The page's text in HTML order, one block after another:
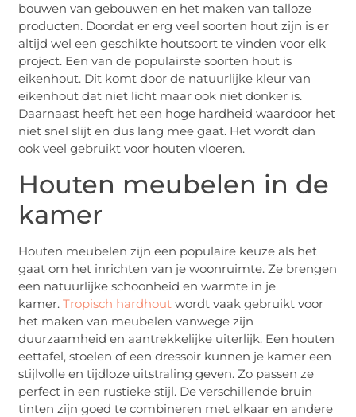
bouwen van gebouwen en het maken van talloze
producten. Doordat er erg veel soorten hout zijn is er
altijd wel een geschikte houtsoort te vinden voor elk
project. Een van de populairste soorten hout is
eikenhout. Dit komt door de natuurlijke kleur van
eikenhout dat niet licht maar ook niet donker is.
Daarnaast heeft het een hoge hardheid waardoor het
niet snel slijt en dus lang mee gaat. Het wordt dan
ook veel gebruikt voor houten vloeren.
Houten meubelen in de
kamer
Houten meubelen zijn een populaire keuze als het
gaat om het inrichten van je woonruimte. Ze brengen
een natuurlijke schoonheid en warmte in je
kamer.Tropisch hardhout wordt vaak gebruikt voor
het maken van meubelen vanwege zijn
duurzaamheid en aantrekkelijke uiterlijk. Een houten
eettafel, stoelen of een dressoir kunnen je kamer een
stijlvolle en tijdloze uitstraling geven. Zo passen ze
perfect in een rustieke stijl. De verschillende bruin
tinten zijn goed te combineren met elkaar en andere